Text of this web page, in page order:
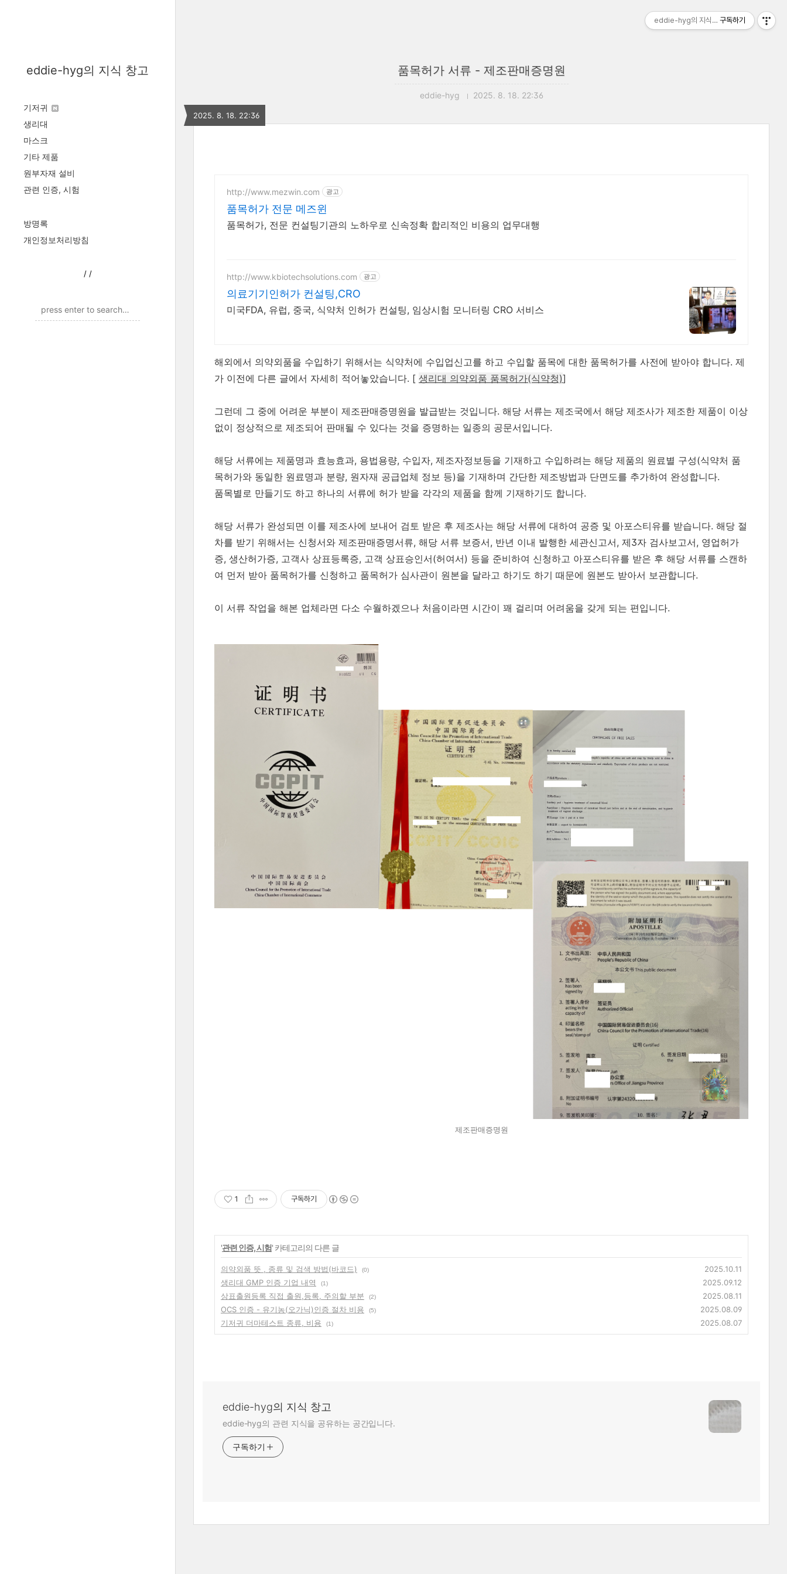
eddie-hyg의 지식 창고
기저귀
생리대
마스크
기타 제품
원부자재 설비
관련 인증, 시험
방명록
개인정보처리방침
/ /
품목허가 서류 - 제조판매증명원
eddie-hyg 2025. 8. 18. 22:36
2025. 8. 18. 22:36
http://www.mezwin.com 광고
품목허가 전문 메즈윈
품목허가, 전문 컨설팅기관의 노하우로 신속정확 합리적인 비용의 업무대행
http://www.kbiotechsolutions.com 광고
의료기기인허가 컨설팅,CRO
미국FDA, 유럽, 중국, 식약처 인허가 컨설팅, 임상시험 모니터링 CRO 서비스
해외에서 의약외품을 수입하기 위해서는 식약처에 수입업신고를 하고 수입할 품목에 대한 품목허가를 사전에 받아야 합니다. 제
가 이전에 다른 글에서 자세히 적어놓았습니다. [ 생리대 의약외품 품목허가(식약청)]
그런데 그 중에 어려운 부분이 제조판매증명원을 발급받는 것입니다. 해당 서류는 제조국에서 해당 제조사가 제조한 제품이 이상
없이 정상적으로 제조되어 판매될 수 있다는 것을 증명하는 일종의 공문서입니다.
해당 서류에는 제품명과 효능효과, 용법용량, 수입자, 제조자정보등을 기재하고 수입하려는 해당 제품의 원료별 구성(식약처 품
목허가와 동일한 원료명과 분량, 원자재 공급업체 정보 등)을 기재하며 간단한 제조방법과 단면도를 추가하여 완성합니다.
품목별로 만들기도 하고 하나의 서류에 허가 받을 각각의 제품을 함께 기재하기도 합니다.
해당 서류가 완성되면 이를 제조사에 보내어 검토 받은 후 제조사는 해당 서류에 대하여 공증 및 아포스티유를 받습니다. 해당 절
차를 받기 위해서는 신청서와 제조판매증명서류, 해당 서류 보증서, 반년 이내 발행한 세관신고서, 제3자 검사보고서, 영업허가
증, 생산허가증, 고객사 상표등록증, 고객 상표승인서(허여서) 등을 준비하여 신청하고 아포스티유를 받은 후 해당 서류를 스캔하
여 먼저 받아 품목허가를 신청하고 품목허가 심사관이 원본을 달라고 하기도 하기 때문에 원본도 받아서 보관합니다.
이 서류 작업을 해본 업체라면 다소 수월하겠으나 처음이라면 시간이 꽤 걸리며 어려움을 갖게 되는 편입니다.
제조판매증명원
1 구독하기
'관련 인증, 시험' 카테고리의 다른 글
의약외품 뜻 , 종류 및 검색 방법(바코드) (0)
2025.10.11
생리대 GMP 인증 기업 내역
(1)
2025.09.12
상표출원등록 직접 출원,등록, 주의할 부분
(2)
2025.08.11
OCS 인증 - 유기농(오가닉)인증 절차 비용
(5)
2025.08.09
기저귀 더마테스트 종류, 비용
(1) 2025.08.07
eddie-hyg의 지식 창고
eddie-hyg의 관련 지식을 공유하는 공간입니다.
구독하기
eddie-hyg의 지식 창고구독하기